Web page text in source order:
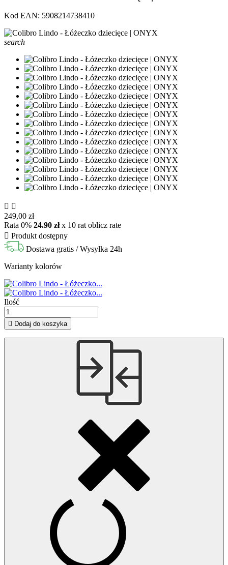
Kod EAN: 5908214738410
search
 
249,00 zł
Rata 0% 24.90 złx 10 rat oblicz rate
 Produkt dostępny
Dostawa gratis / Wysyłka 24h
Warianty kolorów
Ilość
 Dodaj do koszyka